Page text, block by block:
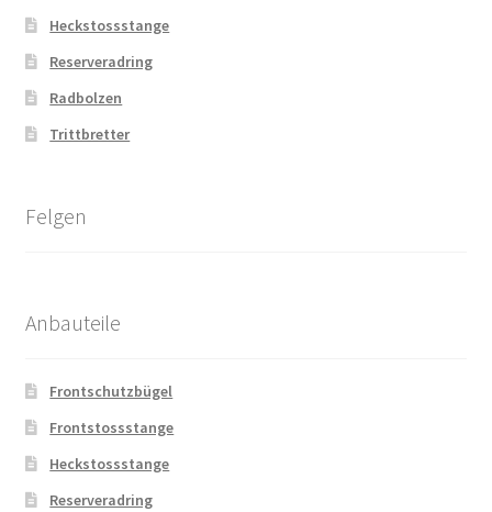
Heckstossstange
Reserveradring
Radbolzen
Trittbretter
Felgen
Anbauteile
Frontschutzbügel
Frontstossstange
Heckstossstange
Reserveradring